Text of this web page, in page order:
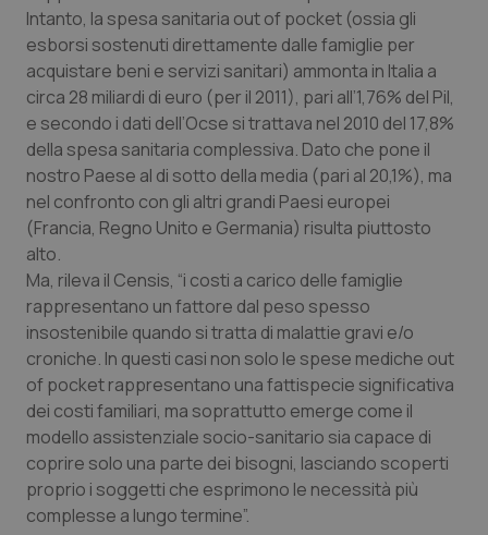
Salute orale & impianti
Sangue & coagulazione
Tiroide
Tumore al seno
Tumori del Polmone & Testa Collo
Tumori gastrointestinali
Ulcera & Reflusso
Vaccini
Intanto, la spesa sanitaria out of pocket (ossia gli
esborsi sostenuti direttamente dalle famiglie per
acquistare beni e servizi sanitari) ammonta in Italia a
circa 28 miliardi di euro (per il 2011), pari all’1,76% del Pil,
e secondo i dati dell’Ocse si trattava nel 2010 del 17,8%
della spesa sanitaria complessiva. Dato che pone il
nostro Paese al di sotto della media (pari al 20,1%), ma
nel confronto con gli altri grandi Paesi europei
(Francia, Regno Unito e Germania) risulta piuttosto
alto.
Ma, rileva il Censis, “i costi a carico delle famiglie
rappresentano un fattore dal peso spesso
insostenibile quando si tratta di malattie gravi e/o
croniche. In questi casi non solo le spese mediche out
of pocket rappresentano una fattispecie significativa
dei costi familiari, ma soprattutto emerge come il
modello assistenziale socio-sanitario sia capace di
coprire solo una parte dei bisogni, lasciando scoperti
proprio i soggetti che esprimono le necessità più
complesse a lungo termine”.